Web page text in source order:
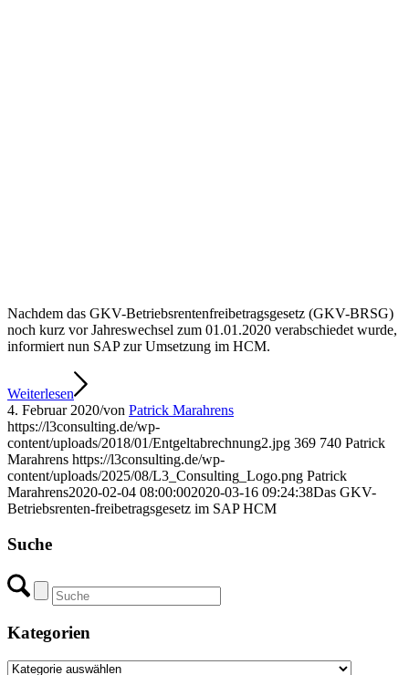
Nachdem das GKV-Betriebsrentenfreibetragsgesetz (GKV-BRSG)
noch kurz vor Jahreswechsel zum 01.01.2020 verabschiedet wurde,
informiert nun SAP zur Umsetzung im HCM.
Weiterlesen
4. Februar 2020/von Patrick Marahrens
https://l3consulting.de/wp-
content/uploads/2018/01/Entgeltabrechnung2.jpg 369 740 Patrick
Marahrens https://l3consulting.de/wp-
content/uploads/2025/08/L3_Consulting_Logo.png Patrick
Marahrens2020-02-04 08:00:002020-03-16 09:24:38Das GKV-
Betriebsrenten-freibetragsgesetz im SAP HCM
Suche
Kategorien
Kategorien